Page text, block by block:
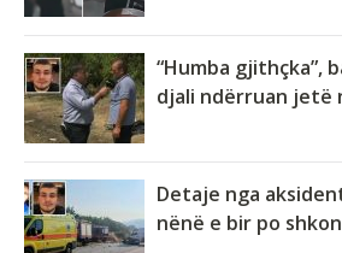
“Humba gjithçka”,
djali ndërruan jetë
Detaje nga
nënë e bir po